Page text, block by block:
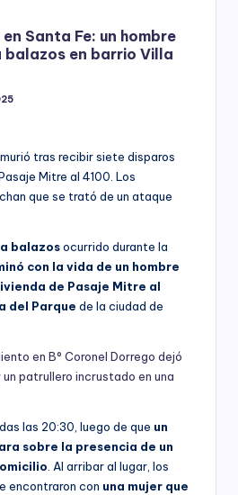
Santa Fe: un hombre
en barrio Villa
tras recibir siete disparos
Mitre al 4100. Los
que se trató de un ataque
balazosocurrido durante la
con la vida de un hombre
de Pasaje Mitre al
del Parque de la ciudad de
en B° Coronel Dorrego dejó
patrullero incrustado en una
las 20:30, luego de que un
sobre la presencia de un
. Al arribar al lugar, los
encontraron con una mujer que